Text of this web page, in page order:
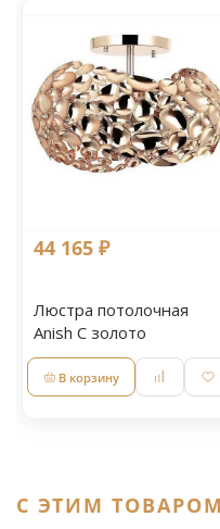
44 165 ₽
Люстра потолочная
Anish С золото
В корзину
C ЭТИМ